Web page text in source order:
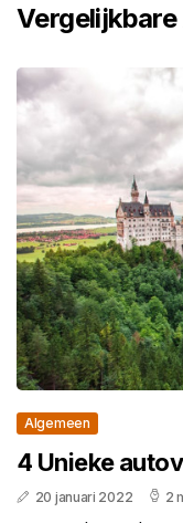
Algemeen
4 Unieke
20 januari 2022 2